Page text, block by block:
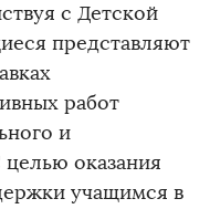
с Детской
представляют
работ
и
оказания
учащимся в